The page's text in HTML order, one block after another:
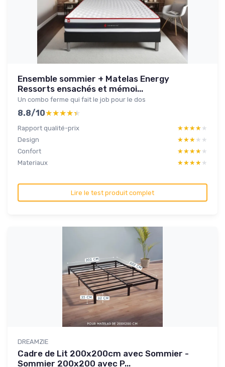
Ensemble sommier + Matelas Energy
Ressorts ensachés et mémoi...
Un combo ferme qui fait le job pour le dos
8.8/10★★★★★
★★★★★
Rapport qualité-prix ★★★★★
★★★★★
Design
★★★★★
★★★★★
Confort
★★★★★
★★★★★
Materiaux
★★★★★
★★★★★
Lire le test produit complet
DREAMZIE
Cadre de Lit 200x200cm avec Sommier -
Sommier 200x200 avec P...